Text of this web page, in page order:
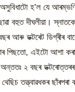
হ’ল যে
বহুত দীঘলীয়া।
আৰু ডক্টৰেট ডিগ্ৰীৰ
পিছতো, এইটো আশা
২ বছৰ
তত্ত্বাৱধকৰ ছাঁৰপৰা